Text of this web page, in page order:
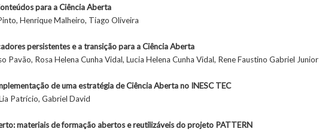
para a Ciência Aberta
Henrique Malheiro, Tiago Oliveira
persistentes e a transição para a Ciência Aberta
Pavão, Rosa Helena Cunha Vidal, Lucia Helena Cunha Vidal, Rene Faustino Gabriel Junior
de uma estratégia de Ciência Aberta no INESC TEC
Patrício, Gabriel David
materiais de formação abertos e reutilizáveis do projeto PATTERN